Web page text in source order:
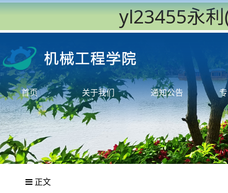
yl23455永
首页 关于我们 通知公告
正文